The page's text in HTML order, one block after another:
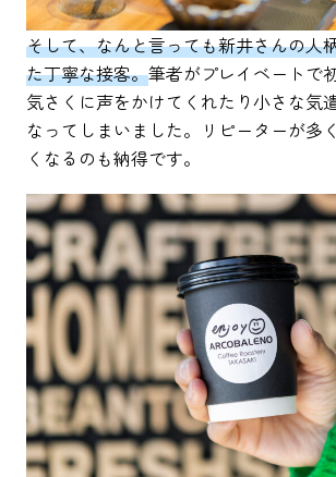
そして、なんと言っても新井さんの人
た丁寧な接客。筆者がプレイベートで
気さくに声をかけてくれたり小さな気
なってしまいました。リピーターが多
くなるのも納得です。